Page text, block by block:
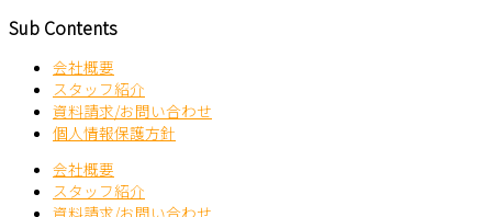
Sub Contents
会社概要
スタッフ紹介
資料請求/お問い合わせ
個人情報保護方針
会社概要
スタッフ紹介